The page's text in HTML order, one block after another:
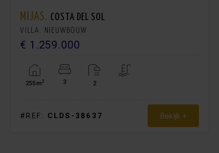
Mijas Costa, vlak bij golf, natuur en de kust.
Neem vandaag nog contact met ons op
informatie of een privébezichtiging.
MIJAS. COSTA DEL SOL
VILLA. NIEUWBOUW
€ 1.259.000
255m2 3 2
#REF: CLDS-38637 Bekijk +